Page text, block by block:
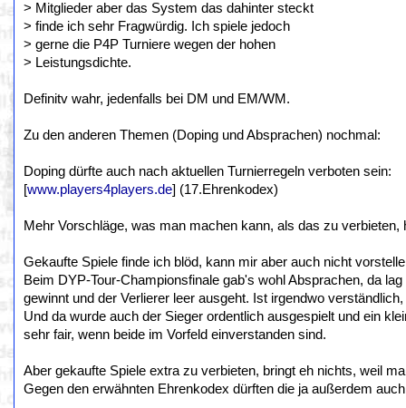
> Mitglieder aber das System das dahinter steckt
> finde ich sehr Fragwürdig. Ich spiele jedoch
> gerne die P4P Turniere wegen der hohen
> Leistungsdichte.
Definitv wahr, jedenfalls bei DM und EM/WM.
Zu den anderen Themen (Doping und Absprachen) nochmal:
Doping dürfte auch nach aktuellen Turnierregeln verboten sein:
[www.players4players.de] (17.Ehrenkodex)
Mehr Vorschläge, was man machen kann, als das zu verbieten,
Gekaufte Spiele finde ich blöd, kann mir aber auch nicht
Beim DYP-Tour-Championsfinale gab's wohl Absprachen, da
gewinnt und der Verlierer leer ausgeht. Ist irgendwo
Und da wurde auch der Sieger ordentlich ausgespielt und ein
sehr fair, wenn beide im Vorfeld einverstanden sind.
Aber gekaufte Spiele extra zu verbieten, bringt eh nichts, weil
Gegen den erwähnten Ehrenkodex dürften die ja außerdem